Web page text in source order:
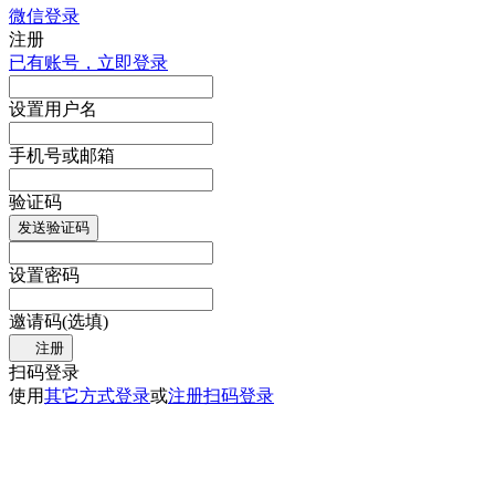
微信登录
注册
已有账号，立即登录
设置用户名
手机号或邮箱
验证码
发送验证码
设置密码
邀请码(选填)
注册
扫码登录
使用其它方式登录或注册扫码登录